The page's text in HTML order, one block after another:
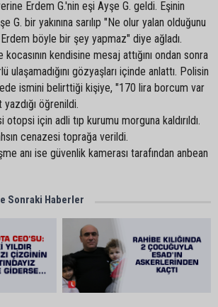
Erdem G.'nin eşi Ayşe G. geldi. Eşinin
G. bir yakınına sarılıp "Ne olur yalan olduğunu
böyle bir şey yapmaz" diye ağladı.
kendisine mesaj attığını ondan sonra
ulaşamadığını gözyaşları içinde anlattı. Polisin
ismini belirttiği kişiye, "170 lira borcum var
öğrenildi.
otopsi için adli tıp kurumu morguna kaldırıldı.
cenazesi toprağa verildi.
anı ise güvenlik kamerası tarafından anbean
Sonraki Haberler